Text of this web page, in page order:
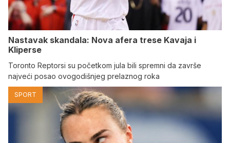
Nastavak skandala: Nova afera trese Kavaja i
Kliperse
Toronto Reptorsi su početkom jula bili spremni da završe
najveći posao ovogodišnjeg prelaznog roka
SPORT